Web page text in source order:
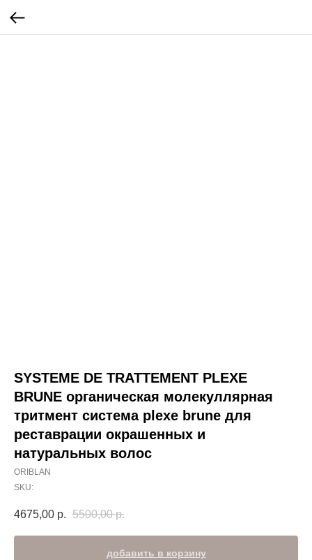
SYSTEME DE TRATTEMENT PLEXE
BRUNE органическая молекуллярная
тритмент система plexe brune для
реставрации окрашенных и
натуральных волос
ORIBLAN
SKU:
4675,00 р. 5500,00 р.
добавить в корзину